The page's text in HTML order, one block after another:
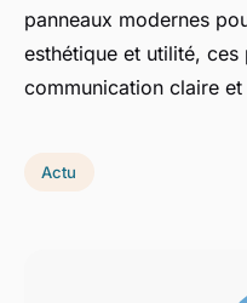
panneaux modernes
esthétique et utilité,
communication claire
Actu